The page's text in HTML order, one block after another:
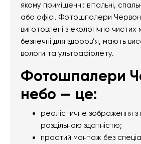
якому приміщенні: вітальні,
або офісі. Фотошпалери
виготовлені з екологічно чистих
безпечні для здоров’я, мають
вологи та ультрафіолету.
Фотошпалери
небо — це:
реалістичне зображення з
роздільною здатністю;
простий монтаж без